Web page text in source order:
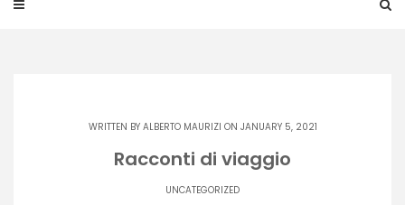
WRITTEN BY ALBERTO MAURIZI ON JANUARY 5, 2021
Racconti di viaggio
UNCATEGORIZED